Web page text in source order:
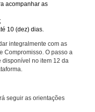
acompanhar as
10 (dez) dias.
integralmente com as
Compromisso. O passo a
disponível no item 12 da
seguir as orientações